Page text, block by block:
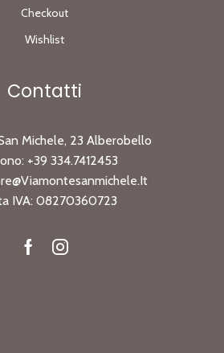
Checkout
Wishlist
Contatti
Michele, 23 Alberobello
+39 334.7412453
IVA: 08270360723
FacebookInstagram